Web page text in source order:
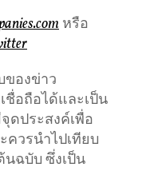
หรือ
ของข่าว
อถือได้และเป็น
ดประสงค์เพื่อ
ควรนำไปเทียบ
นฉบับ ซึ่งเป็น